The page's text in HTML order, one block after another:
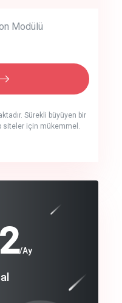
Modülü
Sürekli büyüyen bir
siteler için mükemmel.
/Ay
$